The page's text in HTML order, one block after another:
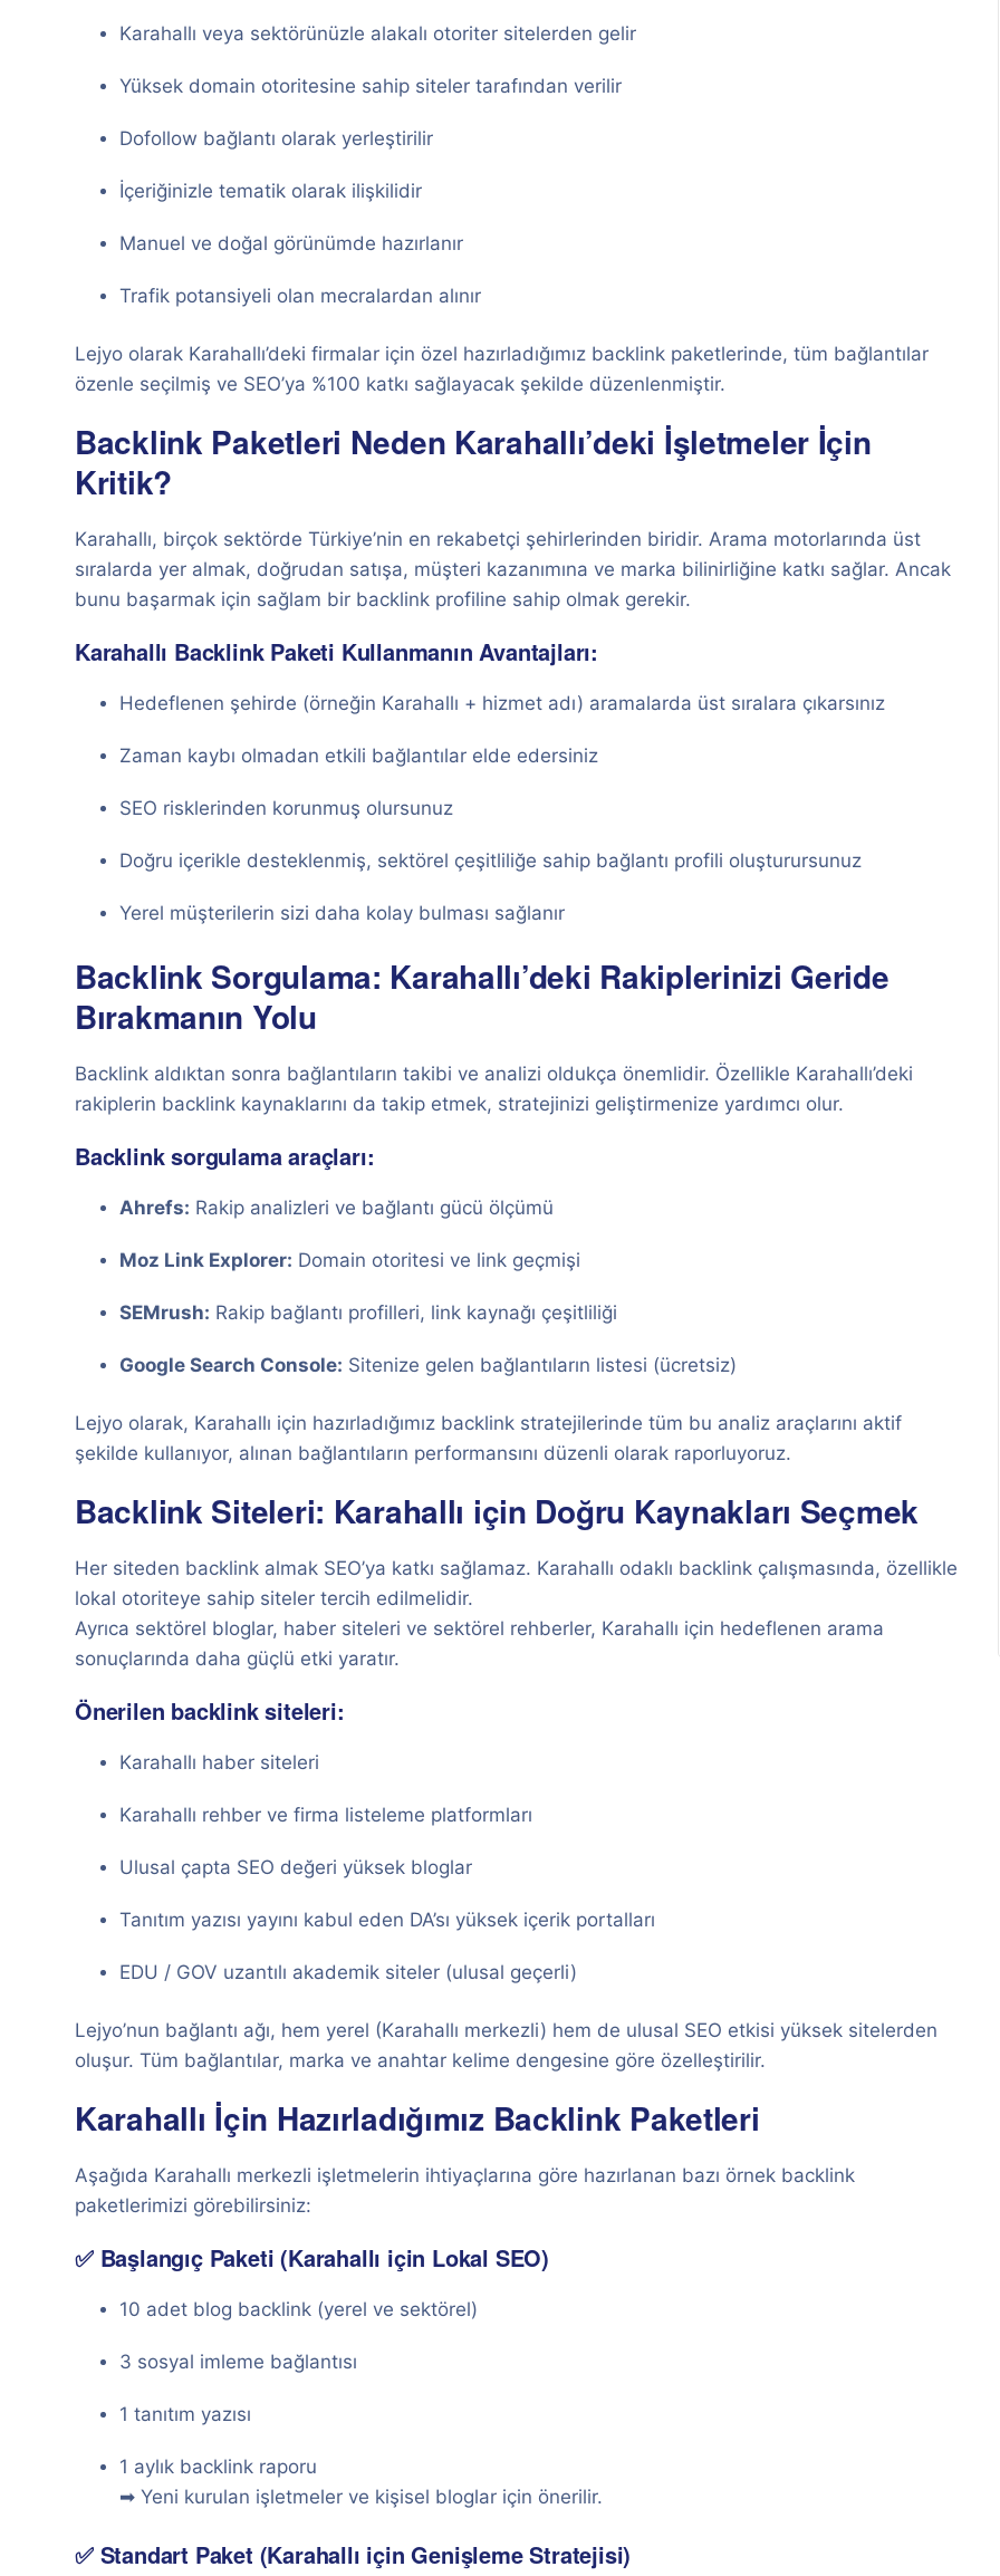
Karahallı veya sektörünüzle alakalı otoriter sitelerden gelir
Yüksek domain otoritesine sahip siteler tarafından verilir
Dofollow bağlantı olarak yerleştirilir
İçeriğinizle tematik olarak ilişkilidir
Manuel ve doğal görünümde hazırlanır
Trafik potansiyeli olan mecralardan alınır
Lejyo olarak Karahallı’deki firmalar için özel hazırladığımız backlink paketlerinde, tüm bağlantılar
özenle seçilmiş ve SEO’ya %100 katkı sağlayacak şekilde düzenlenmiştir.
Backlink Paketleri Neden Karahallı’deki İşletmeler İçin
Kritik?
Karahallı, birçok sektörde Türkiye’nin en rekabetçi şehirlerinden biridir. Arama motorlarında üst
sıralarda yer almak, doğrudan satışa, müşteri kazanımına ve marka bilinirliğine katkı sağlar. Ancak
bunu başarmak için sağlam bir backlink profiline sahip olmak gerekir.
Karahallı Backlink Paketi Kullanmanın Avantajları:
Hedeflenen şehirde (örneğin Karahallı + hizmet adı) aramalarda üst sıralara çıkarsınız
Zaman kaybı olmadan etkili bağlantılar elde edersiniz
SEO risklerinden korunmuş olursunuz
Doğru içerikle desteklenmiş, sektörel çeşitliliğe sahip bağlantı profili oluşturursunuz
Yerel müşterilerin sizi daha kolay bulması sağlanır
Backlink Sorgulama: Karahallı’deki Rakiplerinizi Geride
Bırakmanın Yolu
Backlink aldıktan sonra bağlantıların takibi ve analizi oldukça önemlidir. Özellikle Karahallı’deki
rakiplerin backlink kaynaklarını da takip etmek, stratejinizi geliştirmenize yardımcı olur.
Backlink sorgulama araçları:
Ahrefs: Rakip analizleri ve bağlantı gücü ölçümü
Moz Link Explorer: Domain otoritesi ve link geçmişi
SEMrush: Rakip bağlantı profilleri, link kaynağı çeşitliliği
Google Search Console: Sitenize gelen bağlantıların listesi (ücretsiz)
Lejyo olarak, Karahallı için hazırladığımız backlink stratejilerinde tüm bu analiz araçlarını aktif
şekilde kullanıyor, alınan bağlantıların performansını düzenli olarak raporluyoruz.
Backlink Siteleri: Karahallı için Doğru Kaynakları Seçmek
Her siteden backlink almak SEO’ya katkı sağlamaz. Karahallı odaklı backlink çalışmasında, özellikle
lokal otoriteye sahip siteler tercih edilmelidir.
Ayrıca sektörel bloglar, haber siteleri ve sektörel rehberler, Karahallı için hedeflenen arama
sonuçlarında daha güçlü etki yaratır.
Önerilen backlink siteleri:
Karahallı haber siteleri
Karahallı rehber ve firma listeleme platformları
Ulusal çapta SEO değeri yüksek bloglar
Tanıtım yazısı yayını kabul eden DA’sı yüksek içerik portalları
EDU / GOV uzantılı akademik siteler (ulusal geçerli)
Lejyo’nun bağlantı ağı, hem yerel (Karahallı merkezli) hem de ulusal SEO etkisi yüksek sitelerden
oluşur. Tüm bağlantılar, marka ve anahtar kelime dengesine göre özelleştirilir.
Karahallı İçin Hazırladığımız Backlink Paketleri
Aşağıda Karahallı merkezli işletmelerin ihtiyaçlarına göre hazırlanan bazı örnek backlink
paketlerimizi görebilirsiniz:
✅ Başlangıç Paketi (Karahallı için Lokal SEO)
10 adet blog backlink (yerel ve sektörel)
3 sosyal imleme bağlantısı
1 tanıtım yazısı
1 aylık backlink raporu
➡ Yeni kurulan işletmeler ve kişisel bloglar için önerilir.
✅ Standart Paket (Karahallı için Genişleme Stratejisi)